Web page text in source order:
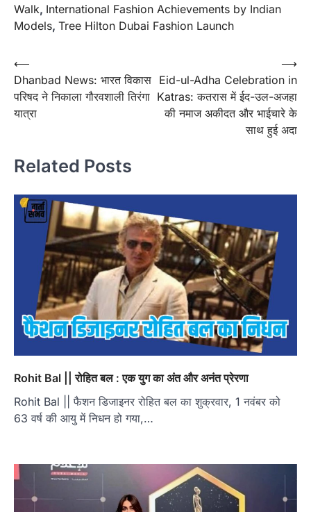
Walk, International Fashion Achievements by Indian
Models, Tree Hilton Dubai Fashion Launch
Post
navigation
⟵
Dhanbad News: भारत विकास
परिषद ने निकाला गौरवशाली तिरंगा
यात्रा
Eid-ul-Adha Celebration in
Katras: कतरास में ईद-उल-अजहा
की नमाज अकीदत और भाईचारे के
साथ हुई अदा
⟶
Related Posts
Rohit Bal || रोहित बल : एक युग का अंत और अनंत प्रेरणा
Rohit Bal || फैशन डिजाइनर रोहित बल का शुक्रवार, 1 नवंबर को
63 वर्ष की आयु में निधन हो गया,…